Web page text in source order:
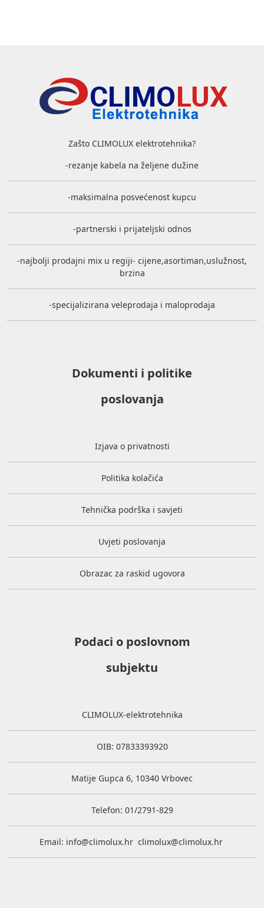
Zašto CLIMOLUX elektrotehnika?
-rezanje kabela na željene dužine
-maksimalna posvećenost kupcu
-partnerski i prijateljski odnos
-najbolji prodajni mix u regiji- cijene,asortiman,uslužnost,
brzina
-specijalizirana veleprodaja i maloprodaja
Dokumenti i politike
poslovanja
Izjava o privatnosti
Politika kolačića
Tehnička podrška i savjeti
Uvjeti poslovanja
Obrazac za raskid ugovora
Podaci o poslovnom
subjektu
CLIMOLUX-elektrotehnika
OIB: 07833393920
Matije Gupca 6, 10340 Vrbovec
Telefon: 01/2791-829
Email: info@climolux.hr climolux@climolux.hr